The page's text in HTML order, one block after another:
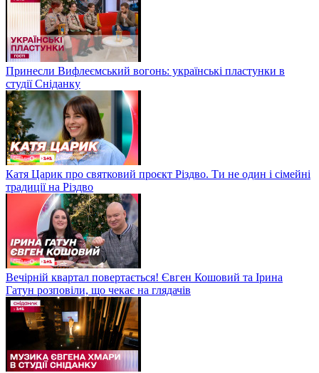
Принесли Вифлеємський вогонь: українські пластунки в
студії Сніданку
Катя Царик про святковий проєкт Різдво. Ти не один і сімейні
традиції на Різдво
Вечірній квартал повертається! Євген Кошовий та Ірина
Гатун розповіли, що чекає на глядачів